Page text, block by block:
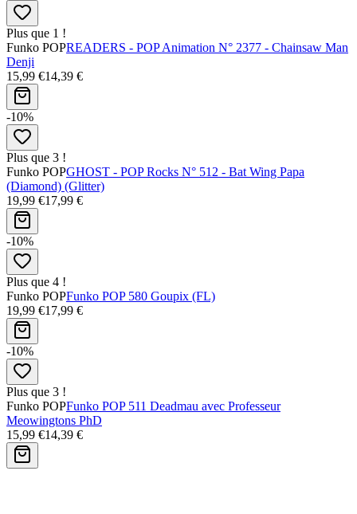
Plus que 1 !
Funko POPREADERS - POP Animation N° 2377 - Chainsaw Man
Denji
15,99 €14,39 €
-10%
Plus que 3 !
Funko POPGHOST - POP Rocks N° 512 - Bat Wing Papa
(Diamond) (Glitter)
19,99 €17,99 €
-10%
Plus que 4 !
Funko POPFunko POP 580 Goupix (FL)
19,99 €17,99 €
-10%
Plus que 3 !
Funko POPFunko POP 511 Deadmau avec Professeur
Meowingtons PhD
15,99 €14,39 €